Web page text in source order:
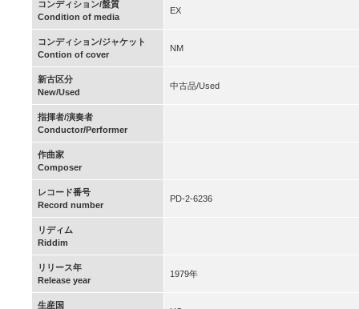
コンディション/盤質
Condition of media
EX
コンディション/ジャケット
Contion of cover
NM
新古区分
New/Used
中古品/Used
指揮者/演奏者
Conductor/Performer
作曲家
Composer
レコード番号
Record number
PD-2-6236
リディム
Riddim
リリース年
Release year
1979年
生産国